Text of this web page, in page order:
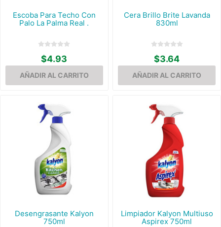
Escoba Para Techo Con
Palo La Palma Real .
$4.93
Cera Brillo Brite Lavanda
830ml
$3.64
Desengrasante Kalyon
750ml
Limpiador Kalyon Multiuso
Aspirex 750ml